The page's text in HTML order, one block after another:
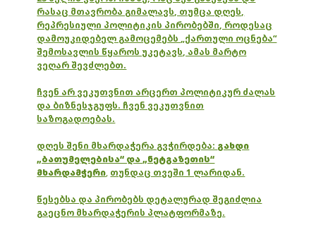
რასაც მთავრობა გიმალავს, თუმცა დღეს,
რეპრესიული პოლიტიკის პირობებში, როდესაც
დამოუკიდებელ გამოცემებს „ქართული ოცნება“
შემოსავლის წყაროს უკეტავს, ამას მარტო
ვეღარ შევძლებთ.
ჩვენ არ ვეკუთვნით არცერთ პოლიტიკურ ძალას
და ბიზნესჯგუფს. ჩვენ ვეკუთვნით
საზოგადოებას.
დღეს შენი მხარდაჭერა გვჭირდება: გახდი
„ბათუმელებისა“ და „ნეტგაზეთის“
მხარდამჭერი, თუნდაც თვეში 1 ლარიდან.
წესებსა და პირობებს დეტალურად შეგიძლია
გაეცნო მხარდაჭერის პლატფორმაზე.